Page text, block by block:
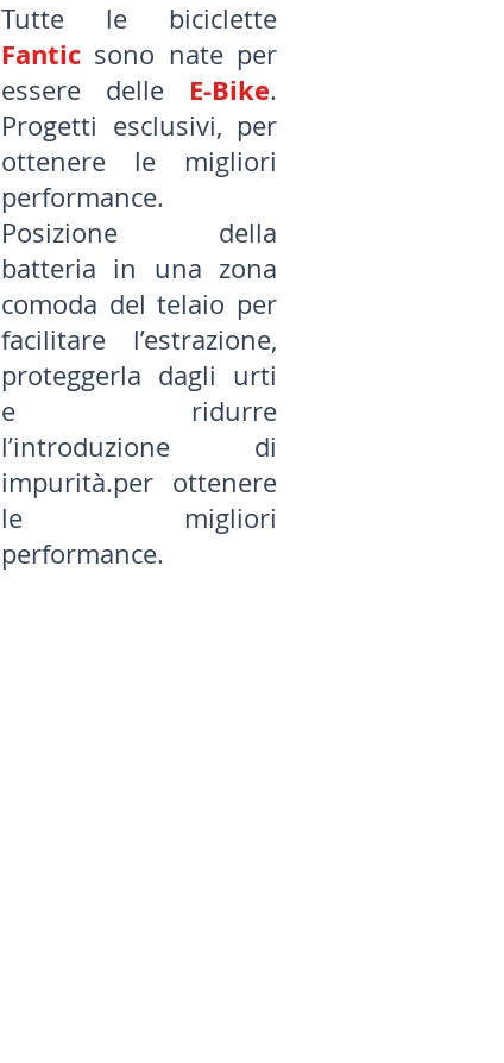
Tutte le biciclette
Fantic sono nate per
essere delle E-Bike.
Progetti esclusivi, per
ottenere le migliori
performance.
Posizione della
batteria in una zona
comoda del telaio per
facilitare l’estrazione,
proteggerla dagli urti
e ridurre
l’introduzione di
impurità.per ottenere
le migliori
performance.